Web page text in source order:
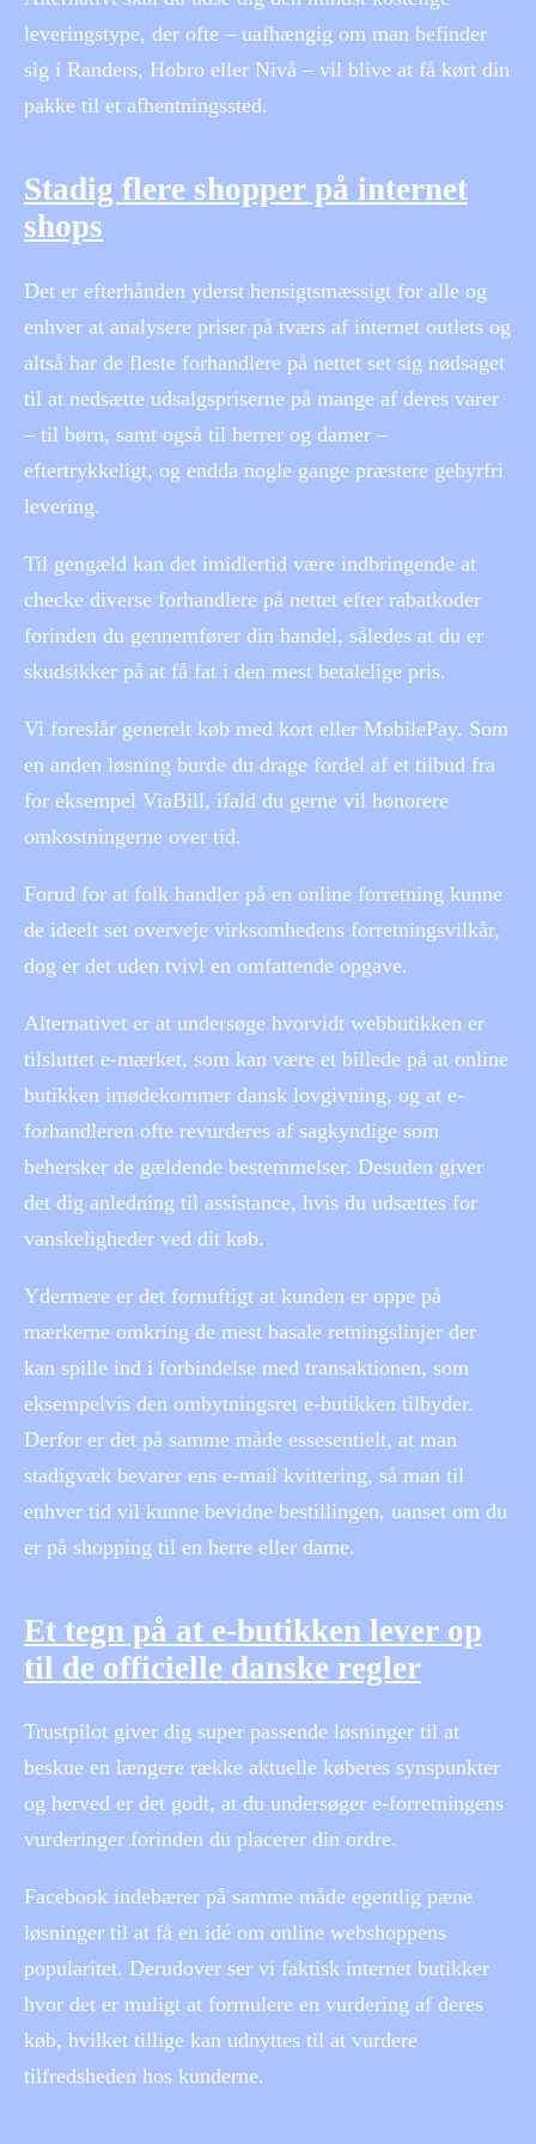
leveringstype, der ofte – uafhængig om man befinder
sig i Randers, Hobro eller Nivå – vil blive at få kørt din
pakke til et afhentningssted.
Stadig flere shopper på internet
shops
Det er efterhånden yderst hensigtsmæssigt for alle og
enhver at analysere priser på tværs af internet outlets og
altså har de fleste forhandlere på nettet set sig nødsaget
til at nedsætte udsalgspriserne på mange af deres varer
– til børn, samt også til herrer og damer –
eftertrykkeligt, og endda nogle gange præstere gebyrfri
levering.
Til gengæld kan det imidlertid være indbringende at
checke diverse forhandlere på nettet efter rabatkoder
forinden du gennemfører din handel, således at du er
skudsikker på at få fat i den mest betalelige pris.
Vi foreslår generelt køb med kort eller MobilePay. Som
en anden løsning burde du drage fordel af et tilbud fra
for eksempel ViaBill, ifald du gerne vil honorere
omkostningerne over tid.
Forud for at folk handler på en online forretning kunne
de ideelt set overveje virksomhedens forretningsvilkår,
dog er det uden tvivl en omfattende opgave.
Alternativet er at undersøge hvorvidt webbutikken er
tilsluttet e-mærket, som kan være et billede på at online
butikken imødekommer dansk lovgivning, og at e-
forhandleren ofte revurderes af sagkyndige som
behersker de gældende bestemmelser. Desuden giver
det dig anledning til assistance, hvis du udsættes for
vanskeligheder ved dit køb.
Ydermere er det fornuftigt at kunden er oppe på
mærkerne omkring de mest basale retningslinjer der
kan spille ind i forbindelse med transaktionen, som
eksempelvis den ombytningsret e-butikken tilbyder.
Derfor er det på samme måde essesentielt, at man
stadigvæk bevarer ens e-mail kvittering, så man til
enhver tid vil kunne bevidne bestillingen, uanset om du
er på shopping til en herre eller dame.
Et tegn på at e-butikken lever op
til de officielle danske regler
Trustpilot giver dig super passende løsninger til at
beskue en længere række aktuelle køberes synspunkter
og herved er det godt, at du undersøger e-forretningens
vurderinger forinden du placerer din ordre.
Facebook indebærer på samme måde egentlig pæne
løsninger til at få en idé om online webshoppens
popularitet. Derudover ser vi faktisk internet butikker
hvor det er muligt at formulere en vurdering af deres
køb, hvilket tillige kan udnyttes til at vurdere
tilfredsheden hos kunderne.